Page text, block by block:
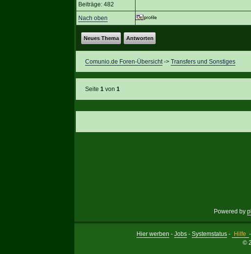
Beiträge: 482
Nach oben
Neues Thema Antworten
Comunio.de Foren-Übersicht-> Transfers und Sonstiges
Seite 1von 1
Powered by
Hier werben - Jobs- Systemstatus- Hilfe -
©